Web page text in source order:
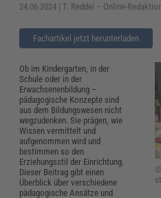
24.06.2024 | T. Reddel – Online-
Fachartikel jetzt herunterladen
Ob im Kindergarten, in der
Schule oder in der
Erwachsenenbildung –
pädagogische Konzepte sind
aus dem Bildungswesen nicht
wegzudenken. Sie prägen, wie
Wissen vermittelt und
aufgenommen wird und
bestimmen so den
Erziehungsstil der Einrichtung.
Dieser Beitrag gibt einen
Überblick über verschiedene
pädagogische Ansätze und